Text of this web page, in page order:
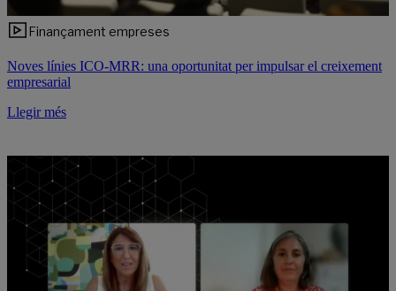
Finançament empreses
Noves línies ICO-MRR: una oportunitat per impulsar el creixement
empresarial
Llegir més